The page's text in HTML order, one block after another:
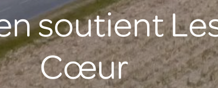
soutient
Cœur